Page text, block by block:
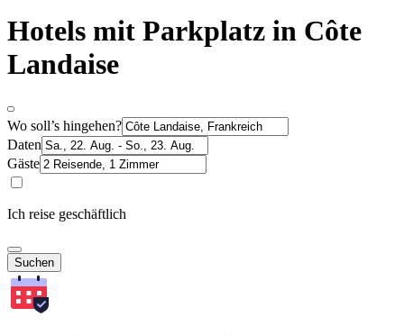
Hotels mit Parkplatz in Côte
Landaise
Wo soll’s hingehen?
Daten
Gäste
Ich reise geschäftlich
Suchen